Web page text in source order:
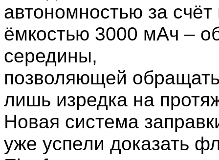
автономностью за счёт
ёмкостью 3000 мАч –
середины,
позволяющей
лишь изредка на
Новая система
уже успели доказать